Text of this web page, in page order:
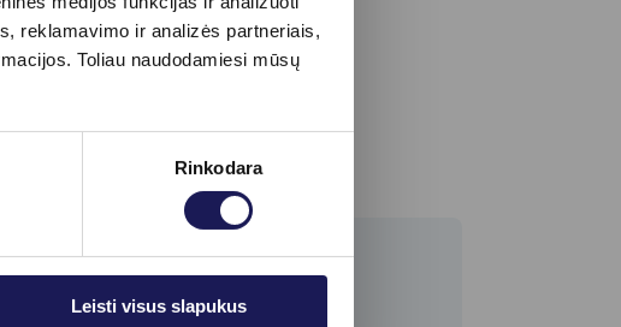
reklamavimo ir analizės partneriais,
Toliau naudodamiesi mūsų
Rinkodara
Leisti visus slapukus